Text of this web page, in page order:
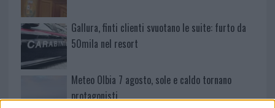
Gallura, finti clienti svuotano le suite: furto da
50mila nel resort
Meteo Olbia 7 agosto, sole e caldo tornano
protagonisti